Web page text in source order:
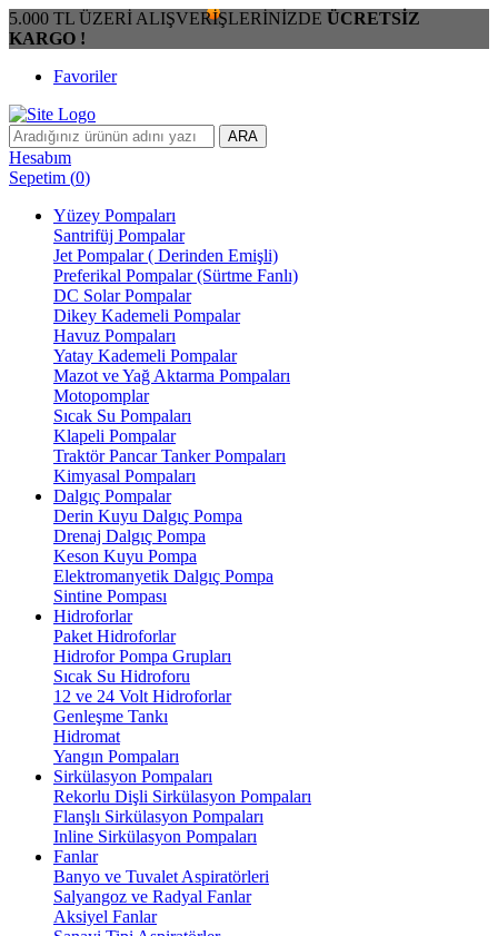
5.000 TL ÜZERİ ALIŞVERİŞLERİNİZDE ÜCRETSİZ
KARGO !
Favoriler
ARA
Hesabım
Sepetim (0)
Yüzey Pompaları
Santrifüj Pompalar
Jet Pompalar ( Derinden Emişli)
Preferikal Pompalar (Sürtme Fanlı)
DC Solar Pompalar
Dikey Kademeli Pompalar
Havuz Pompaları
Yatay Kademeli Pompalar
Mazot ve Yağ Aktarma Pompaları
Motopomplar
Sıcak Su Pompaları
Klapeli Pompalar
Traktör Pancar Tanker Pompaları
Kimyasal Pompaları
Dalgıç Pompalar
Derin Kuyu Dalgıç Pompa
Drenaj Dalgıç Pompa
Keson Kuyu Pompa
Elektromanyetik Dalgıç Pompa
Sintine Pompası
Hidroforlar
Paket Hidroforlar
Hidrofor Pompa Grupları
Sıcak Su Hidroforu
12 ve 24 Volt Hidroforlar
Genleşme Tankı
Hidromat
Yangın Pompaları
Sirkülasyon Pompaları
Rekorlu Dişli Sirkülasyon Pompaları
Flanşlı Sirkülasyon Pompaları
Inline Sirkülasyon Pompaları
Fanlar
Banyo ve Tuvalet Aspiratörleri
Salyangoz ve Radyal Fanlar
Aksiyel Fanlar